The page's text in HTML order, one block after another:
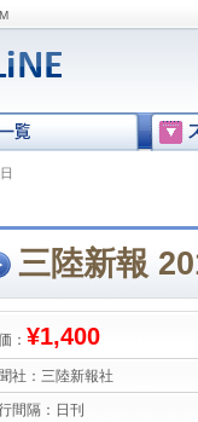
三陸新報
： ¥1,400
社： 三陸新報社
間隔： 日刊